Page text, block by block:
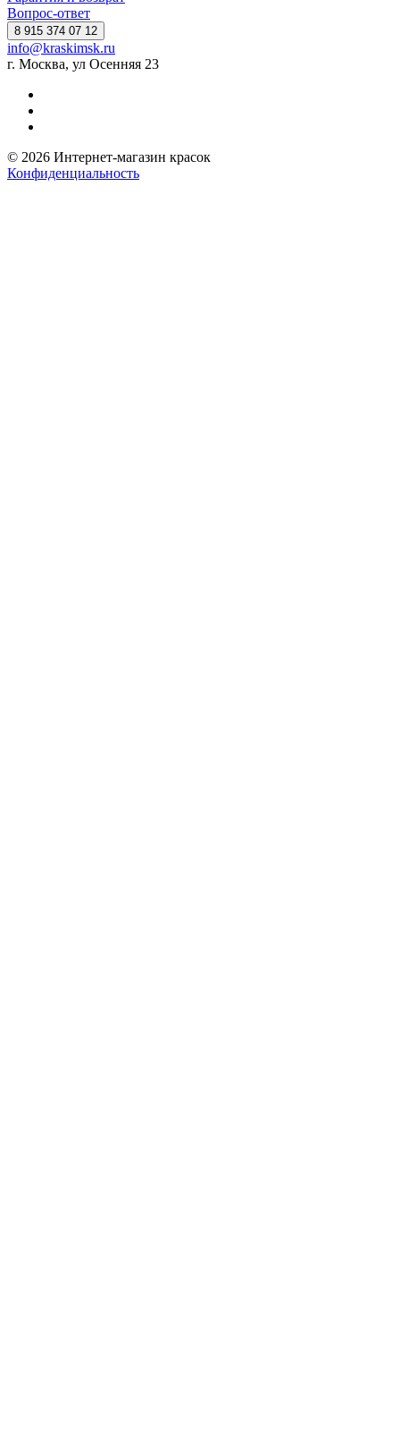
Вопрос-ответ
8 915 374 07 12
info@kraskimsk.ru
г. Москва, ул Осенняя 23
© 2026 Интернет-магазин красок
Конфиденциальность